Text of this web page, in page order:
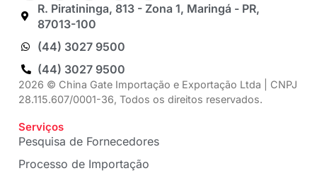
R. Piratininga, 813 - Zona 1, Maringá - PR,
87013-100
(44) 3027 9500
(44) 3027 9500
2026 © China Gate Importação e Exportação Ltda | CNPJ
28.115.607/0001-36, Todos os direitos reservados.
Serviços
Pesquisa de Fornecedores
Processo de Importação